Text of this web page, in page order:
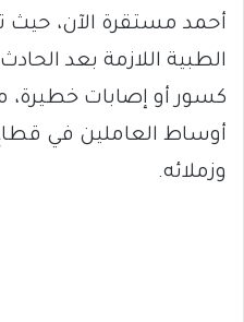
أحمد مستقرة الآن،
الطبية اللازمة بعد
كسور أو إصابات خطيرة،
أوساط العاملين في قطاع
وزملائه.